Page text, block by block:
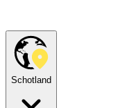
Schotland